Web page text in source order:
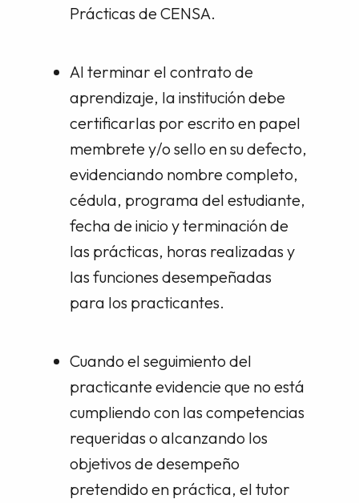
Prácticas de CENSA.
Al terminar el contrato de
aprendizaje, la institución debe
certificarlas por escrito en papel
membrete y/o sello en su defecto,
evidenciando nombre completo,
cédula, programa del estudiante,
fecha de inicio y terminación de
las prácticas, horas realizadas y
las funciones desempeñadas
para los practicantes.
Cuando el seguimiento del
practicante evidencie que no está
cumpliendo con las competencias
requeridas o alcanzando los
objetivos de desempeño
pretendido en práctica, el tutor